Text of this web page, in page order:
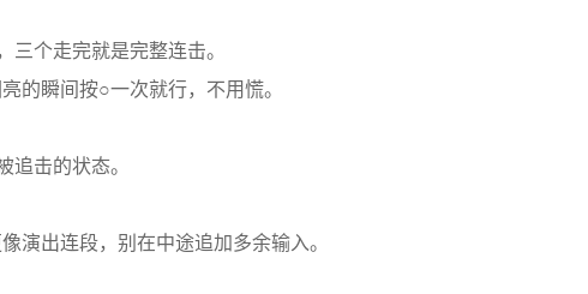
个走完就是完整连击。
的瞬间按○一次就行，不用慌。
追击的状态。
出连段，别在中途追加多余输入。